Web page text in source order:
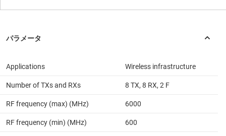
Applications Wireless infrastructure
Number of TXs and RXs 8 TX, 8 RX, 2 F
RF frequency (max) (MHz) 6000
RF frequency (min) (MHz) 600